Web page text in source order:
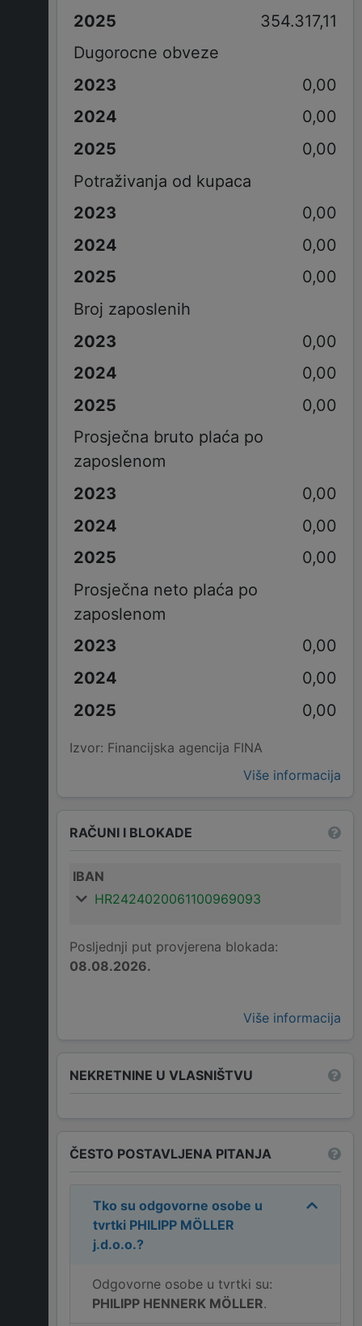
354.317,11
Dugorocne obveze
0,00
0,00
0,00
Potraživanja od kupaca
0,00
0,00
0,00
Broj zaposlenih
0,00
0,00
0,00
Prosječna bruto plaća po
zaposlenom
0,00
0,00
0,00
Prosječna neto plaća po
zaposlenom
0,00
0,00
0,00
Izvor: Financijska agencija FINA
Više informacija
RAČUNI I BLOKADE
IBAN
HR2424020061100969093
Posljednji put provjerena blokada:
08.08.2026.
Više informacija
NEKRETNINE U VLASNIŠTVU
ČESTO POSTAVLJENA PITANJA
Tko su odgovorne osobe u
tvrtki PHILIPP MÖLLER
j.d.o.o.?
Odgovorne osobe u tvrtki su:
PHILIPP HENNERK MÖLLER.